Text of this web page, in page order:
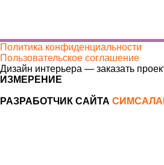
Политика конфиденциальности
Пользовательское соглашение
Дизайн интерьера — заказать
ИЗМЕРЕНИЕ
РАЗРАБОТЧИК САЙТА